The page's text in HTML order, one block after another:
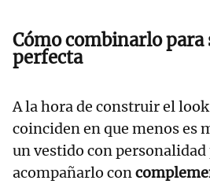
Cómo combinarlo
perfecta
A la hora de construir el
coinciden en que menos es
un vestido con
acompañarlo con